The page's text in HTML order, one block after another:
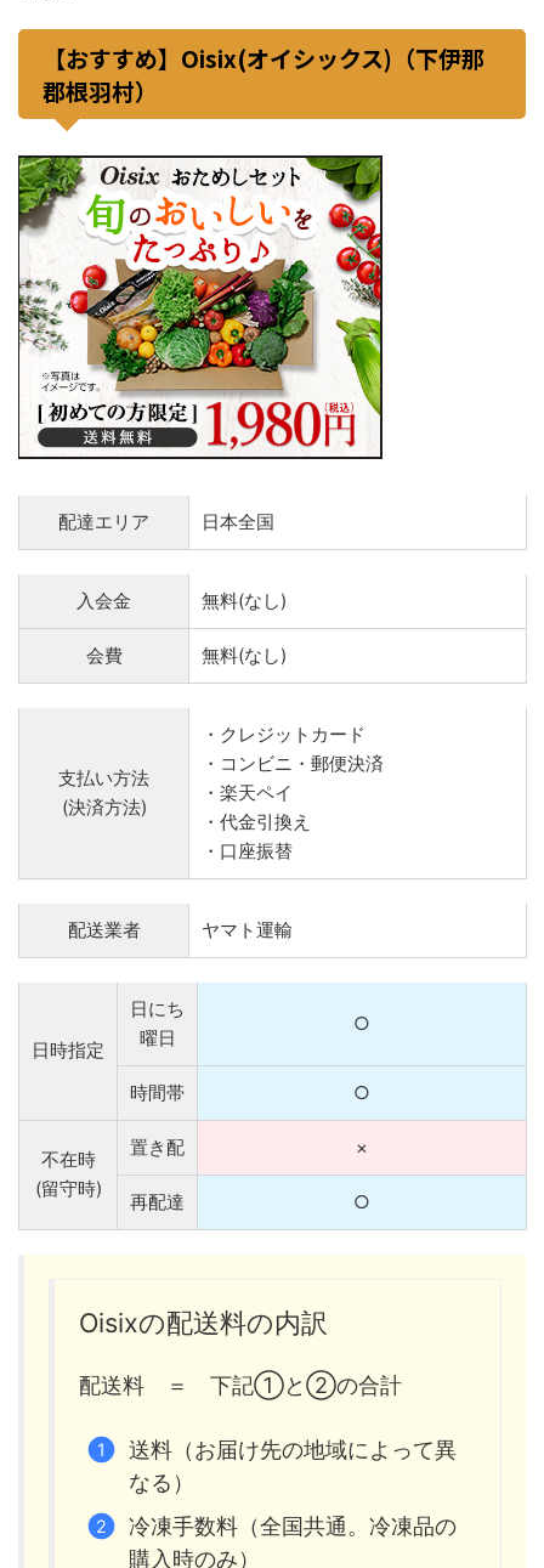
【おすすめ】Oisix(オイシックス)（下伊那
郡根羽村）
配達エリア 日本全国
入会金 無料(なし)
会費 無料(なし)
支払い方法
(決済方法)
・クレジットカード
・コンビニ・郵便決済
・楽天ペイ
・代金引換え
・口座振替
配送業者 ヤマト運輸
日時指定
日にち
曜日
○
時間帯 ○
不在時
(留守時)
置き配 ×
再配達 ○
Oisixの配送料の内訳
配送料 ＝ 下記①と②の合計
送料（お届け先の地域によって異
なる）
冷凍手数料（全国共通。冷凍品の
購入時のみ）